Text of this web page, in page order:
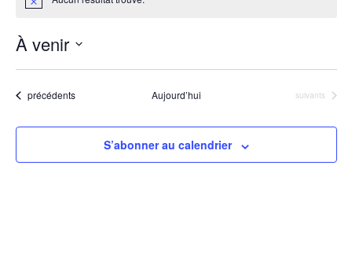
Notice
À venir
Sélectionnez
Évènements
précédents Aujourd’hui Évènements
suivants
S’abonner au calendrier